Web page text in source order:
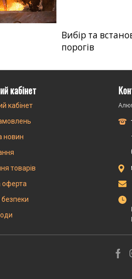
Вибір та
порогів
кабінет
кабінет
новин
товарів
оферта
безпеки